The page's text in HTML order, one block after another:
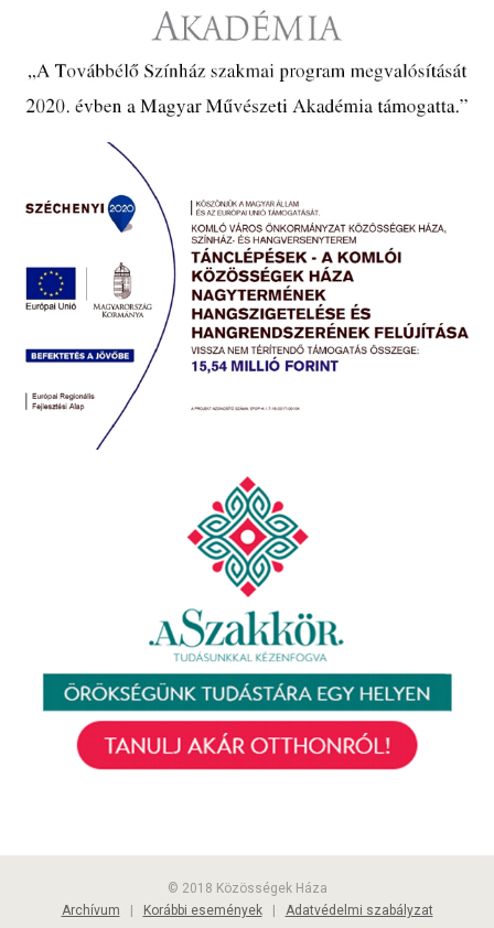
© 2018 Közösségek Háza
Archívum
Korábbi események| Adatvédelmi szabályzat